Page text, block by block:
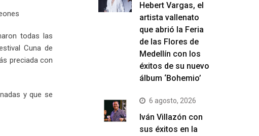
todas las
Cuna de
preciada con
y que se
Hebert Vargas, el
artista vallenato
que abrió la Feria
de las Flores de
Medellín con los
éxitos de su nuevo
álbum ‘Bohemio’
6 agosto, 2026
Iván Villazón con
sus éxitos en la